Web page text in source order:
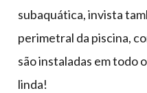
subaquática, invista
perimetral da piscina,
são instaladas em todo
linda!